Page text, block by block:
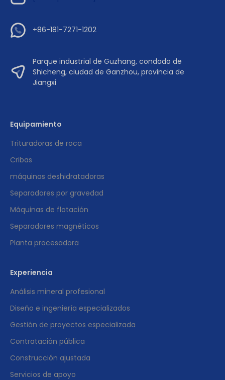
+86-181-7271-1202
Parque industrial de Guzhang, condado de
Shicheng, ciudad de Ganzhou, provincia de
Jiangxi
Equipamiento
Trituradoras de roca
Cribas
máquinas deshidratadoras
Separadores por gravedad
Máquinas de flotación
Separadores magnéticos
Planta procesadora
Experiencia
Análisis mineral profesional
Diseño e ingeniería especializados
Gestión de proyectos especializada
Contratación pública
Construcción ajustada
Servicios de apoyo